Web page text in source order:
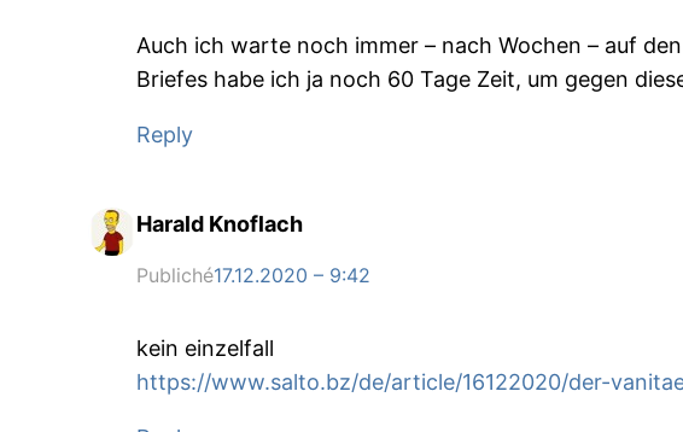
Auch ich warte noch immer – nach Wochen – auf
Briefes habe ich ja noch 60 Tage Zeit, um gegen
Reply
Harald Knoflach
Publiché17.12.2020 – 9:42
kein einzelfall
https://www.salto.bz/de/article/16122020/der-